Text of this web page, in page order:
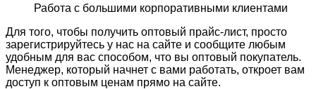
Работа с большими корпоративными клиентами
Для того, чтобы получить оптовый прайс-лист, просто
зарегистрируйтесь у нас на сайте и сообщите любым
удобным для вас способом, что вы оптовый покупатель.
Менеджер, который начнет с вами работать, откроет вам
доступ к оптовым ценам прямо на сайте.